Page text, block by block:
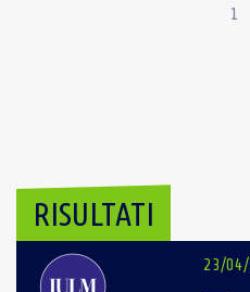
1
RISULTATI
23/